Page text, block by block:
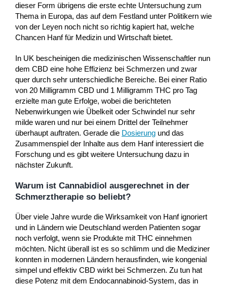
dieser Form übrigens die erste echte Untersuchung zum
Thema in Europa, das auf dem Festland unter Politikern wie
von der Leyen noch nicht so richtig kapiert hat, welche
Chancen Hanf für Medizin und Wirtschaft bietet.
In UK bescheinigen die medizinischen Wissenschaftler nun
dem CBD eine hohe Effizienz bei Schmerzen und zwar
quer durch sehr unterschiedliche Bereiche. Bei einer Ratio
von 20 Milligramm CBD und 1 Milligramm THC pro Tag
erzielte man gute Erfolge, wobei die berichteten
Nebenwirkungen wie Übelkeit oder Schwindel nur sehr
milde waren und nur bei einem Drittel der Teilnehmer
überhaupt auftraten. Gerade die Dosierung und das
Zusammenspiel der Inhalte aus dem Hanf interessiert die
Forschung und es gibt weitere Untersuchung dazu in
nächster Zukunft.
Warum ist Cannabidiol ausgerechnet in der
Schmerztherapie so beliebt?
Über viele Jahre wurde die Wirksamkeit von Hanf ignoriert
und in Ländern wie Deutschland werden Patienten sogar
noch verfolgt, wenn sie Produkte mit THC einnehmen
möchten. Nicht überall ist es so schlimm und die Mediziner
konnten in modernen Ländern herausfinden, wie kongenial
simpel und effektiv CBD wirkt bei Schmerzen. Zu tun hat
diese Potenz mit dem Endocannabinoid-System, das in